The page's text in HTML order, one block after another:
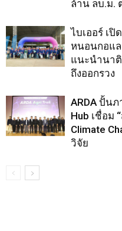
ล้าน ลบ.ม.
ไบเออร์ เปิ
หนอนกอแ
แนะนำนาติ
ถึงออกรวง
ARDA ปั้น
Hub เชื่อม
Climate
วิจัย